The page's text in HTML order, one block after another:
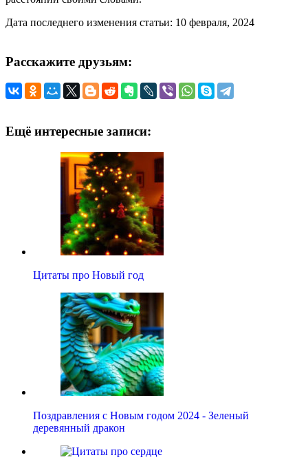
Дата последнего изменения статьи: 10 февраля, 2024
Расскажите друзьям:
Ещё интересные записи:
Цитаты про Новый год
Поздравления с Новым годом 2024 - Зеленый
деревянный дракон